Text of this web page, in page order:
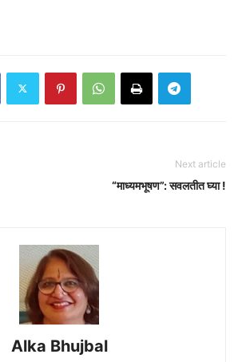
Next article
“माध्यमभूषण”: सवलतीत घ्या !
Alka Bhujbal